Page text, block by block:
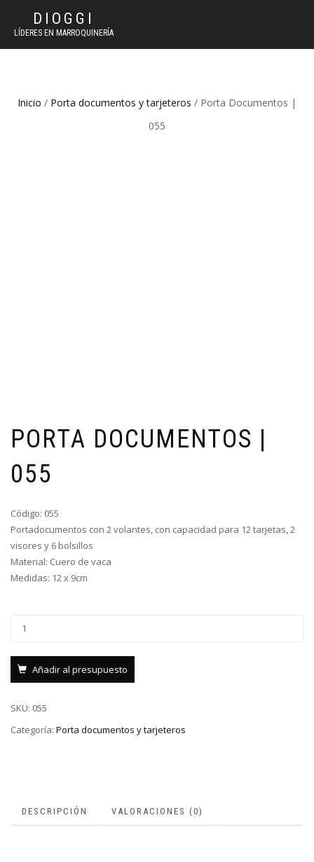
DIOGGI
LÍDERES EN MARROQUINERÍA
Inicio / Porta documentos y tarjeteros / Porta Documentos |
055
PORTA DOCUMENTOS |
055
Código: 055
Portadocumentos con 2 volantes, con capacidad para 12 tarjetas, 2
visores y 6 bolsillos
Material: Cuero de vaca
Medidas: 12 x 9cm
Añadir al presupuesto
SKU: 055
Categoría: Porta documentos y tarjeteros
DESCRIPCIÓN VALORACIONES (0)